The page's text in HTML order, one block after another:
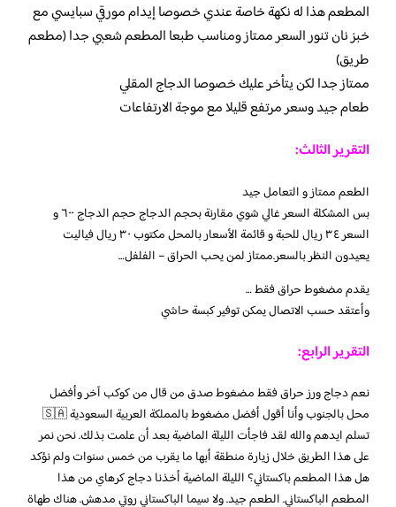
المطعم هذا له نكهة خاصة عندي خصوصا إيدام مورقي سبايسي مع
خبز نان تنور السعر ممتاز ومناسب طبعا المطعم شعبي جدا (مطعم
طريق)
ممتاز جدا لكن يتأخر عليك خصوصا الدجاج المقلي
طعام جيد وسعر مرتفع قليلا مع موجة الارتفاعات
التقرير الثالث:
الطعم ممتاز و التعامل جيد
بس المشكلة السعر غالي شوي مقارنة بحجم الدجاج حجم الدجاج ٦٠٠ و
السعر ٣٤ ريال للحبة و قائمة الأسعار بالمحل مكتوب ٣٠ ريال فياليت
يعيدون النظر بالسعر.ممتاز لمن يحب الحراق – الفلفل…
يقدم مضغوط حراق فقط …
وأعتقد حسب الاتصال يمكن توفير كبسة حاشي
التقرير الرابع:
نعم دجاج ورز حراق فقط مضغوط صدق من قال من كوكب آخر وأفضل
محل بالجنوب وأنا أقول أفضل مضغوط بالمملكة العربية السعودية 🇸🇦
تسلم ايدهم والله لقد فاجأت الليلة الماضية بعد أن علمت بذلك. نحن نمر
على هذا الطريق خلال زيارة منطقة أبها ما يقرب من خمس سنوات ولم نؤكد
هل هذا المطعم باكستاني؟ الليلة الماضية أخذنا دجاج كرهاي من هذا
المطعم الباكستاني. الطعم جيد. ولا سيما الباكستاني روتي مدهش. هناك طهاة